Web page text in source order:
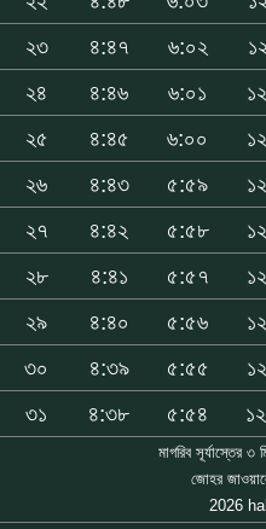
২৩
৪:৪৭ ৬:০২
২৪
৪:৪৬ ৬:০১
২৫
৪:৪৫ ৬:০০
২৬
৪:৪৩ ৫:৫৯
২৭
৪:৪২ ৫:৫৮
২৮
৪:৪১ ৫:৫৭
২৯
৪:৪০ ৫:৫৬
৩০
৪:৩৯ ৫:৫৫
৩১
৪:৩৮ ৫:৫৪
মাগরিব সূর্যাস্তের ৩
জোহর
2026